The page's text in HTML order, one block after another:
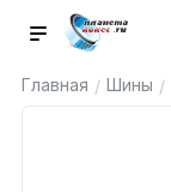
Главная / Шины /